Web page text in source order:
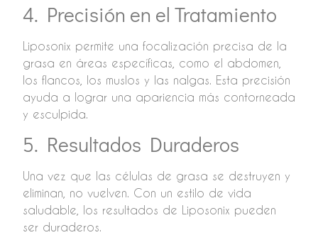
4. Precisión en el Tratamiento
Liposonix permite una focalización precisa de la
grasa en áreas específicas, como el abdomen,
los flancos, los muslos y las nalgas. Esta precisión
ayuda a lograr una apariencia más contorneada
y esculpida.
5. Resultados Duraderos
Una vez que las células de grasa se destruyen y
eliminan, no vuelven. Con un estilo de vida
saludable, los resultados de Liposonix pueden
ser duraderos.